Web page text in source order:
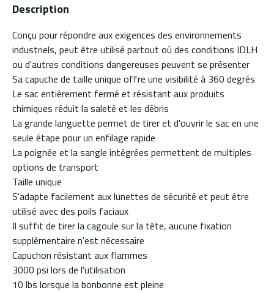
Description
Conçu pour répondre aux exigences des environnements
industriels, peut être utilisé partout où des conditions IDLH
ou d'autres conditions dangereuses peuvent se présenter
Sa capuche de taille unique offre une visibilité à 360 degrés
Le sac entièrement fermé et résistant aux produits
chimiques réduit la saleté et les débris
La grande languette permet de tirer et d'ouvrir le sac en une
seule étape pour un enfilage rapide
La poignée et la sangle intégrées permettent de multiples
options de transport
Taille unique
S'adapte facilement aux lunettes de sécurité et peut être
utilisé avec des poils faciaux
Il suffit de tirer la cagoule sur la tête, aucune fixation
supplémentaire n'est nécessaire
Capuchon résistant aux flammes
3000 psi lors de l'utilisation
10 lbs lorsque la bonbonne est pleine